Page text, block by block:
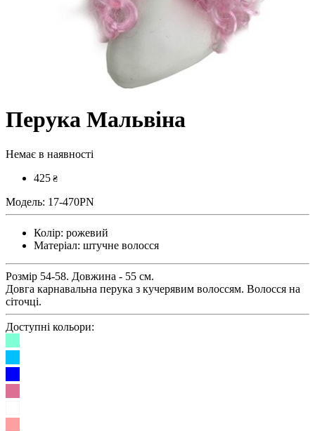
Перука Мальвіна
Немає в наявності
425 ₴
Модель: 17-470PN
Колір: рожевий
Матеріал: штучне волосся
Розмір 54-58. Довжина - 55 см.
Довга карнавальна перука з кучерявим волоссям. Волосся на
сіточці.
Доступні кольори: